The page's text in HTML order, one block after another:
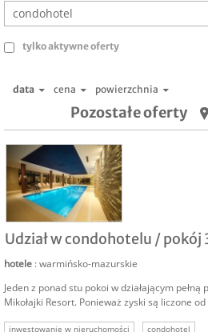
tylko aktywne oferty
data cena powierzchnia
Pozostałe oferty
Udział w condohotelu / pokój
hotele : warmińsko-mazurskie
Jeden z ponad stu pokoi w działającym
Mikołajki Resort. Ponieważ zyski są liczone
inwestowanie w nieruchomości condohotel